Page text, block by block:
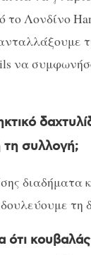
το Λονδίνο
να
τη συλλογή;
διαδήματα
τη
ότι